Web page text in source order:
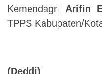
Kemendagri Arifin
TPPS Kabupaten/
(Deddi)